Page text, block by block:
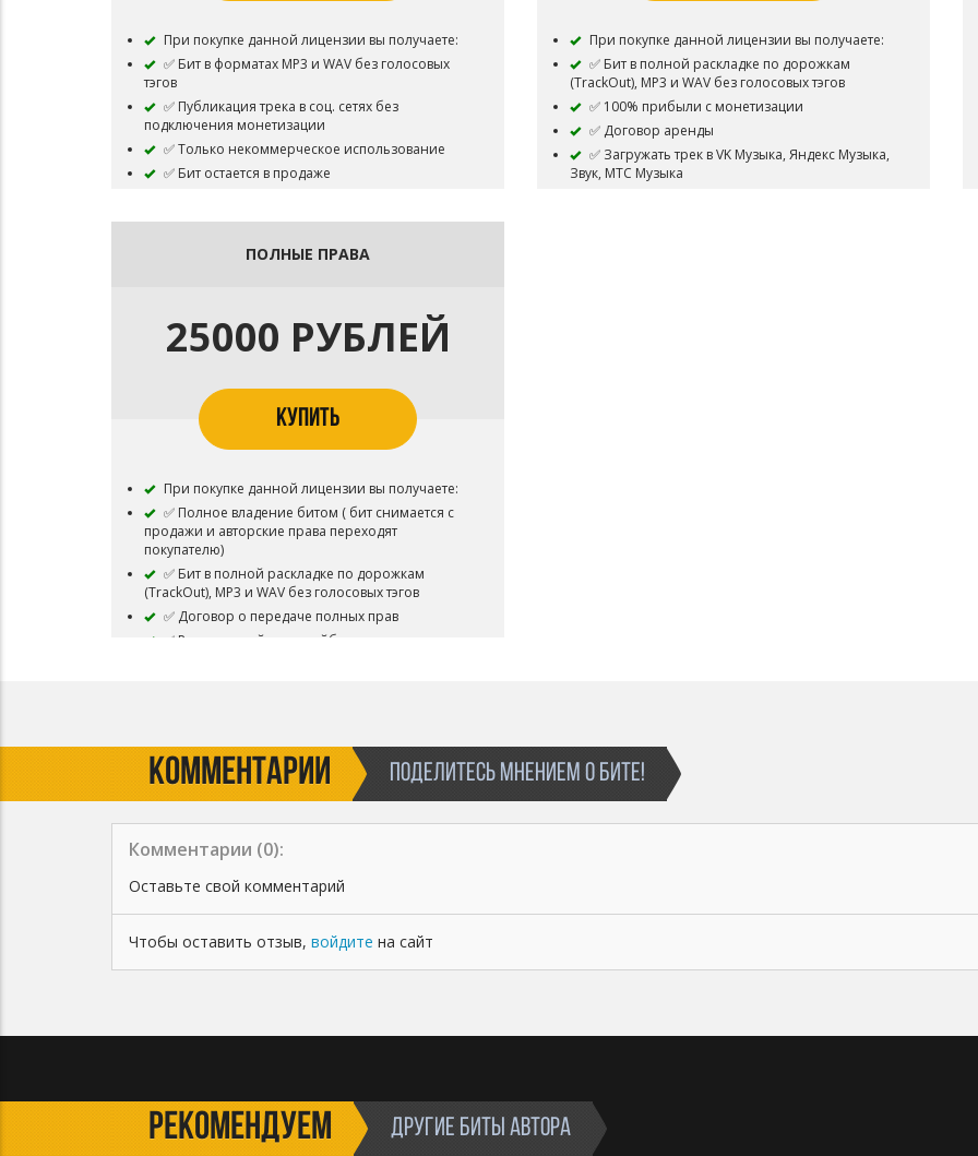
При покупке данной лицензии вы получаете:
✅ Бит в форматах MP3 и WAV без голосовых
тэгов
✅ Публикация трека в соц. сетях без
подключения монетизации
✅ Только некоммерческое использование
✅ Бит остается в продаже
Загружать трек на цифровые площадки
Коммерческое использование
При покупке данной лицензии вы получаете:
✅ Бит в полной раскладке по дорожкам
(TrackOut), MP3 и WAV без голосовых тэгов
✅ 100% прибыли с монетизации
✅ Договор аренды
✅ Загружать трек в VK Музыка, Яндекс Музыка,
Звук, МТС Музыка
ПОЛНЫЕ ПРАВА
25000 РУБЛЕЙ
КУПИТЬ
При покупке данной лицензии вы получаете:
✅ Полное владение битом ( бит снимается с
продажи и авторские права переходят
покупателю)
✅ Бит в полной раскладке по дорожкам
(TrackOut), MP3 и WAV без голосовых тэгов
✅ Договор о передаче полных прав
✅ Релиз на мейджор-лейблах
✅ Продажа песни с данным битом
✅ 100% прибыли с монетизации
✅ Коммерческие выступления
✅ Ротация на Радио и ТВ
✅ Загружать трек в VK Музыка, Яндекс Музыка,
Звук, МТС Музыка
✅ Дистрибуция трека на всех стриминговых
КОММЕНТАРИИ ПОДЕЛИТЕСЬ МНЕНИЕМ О БИТЕ!
Комментарии (0):
Оставьте свой комментарий
Чтобы оставить отзыв, войдите на сайт
РЕКОМЕНДУЕМ ДРУГИЕ БИТЫ АВТОРА